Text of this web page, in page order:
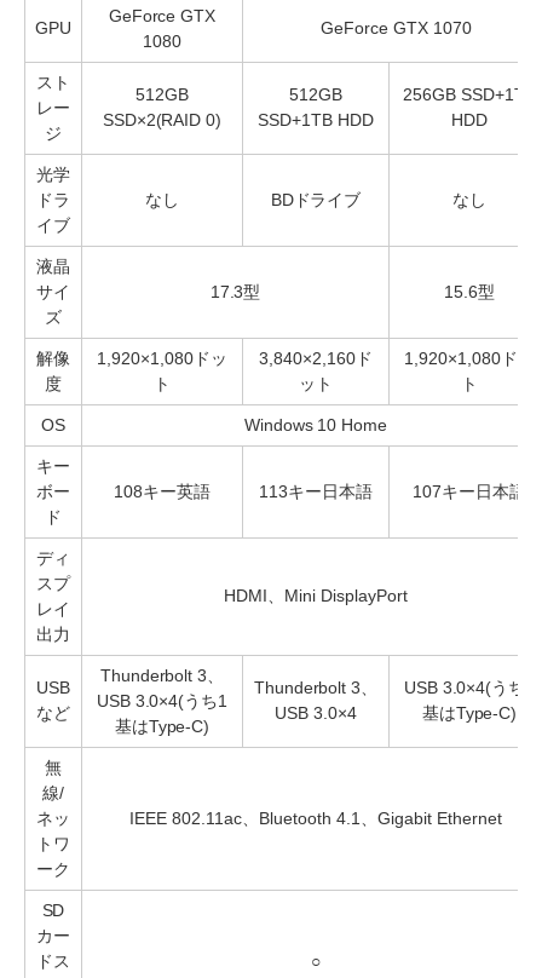
GPU
GeForce GTX
1080
GeForce GTX 1070
スト
レー
ジ
512GB
SSD×2(RAID 0)
512GB
SSD+1TB HDD
256GB SSD+1TB
HDD
光学
ドラ
イブ
なし BDドライブ なし
液晶
サイ
ズ
17.3型 15.6型
解像
度
1,920×1,080ドッ
ト
3,840×2,160ド
ット
1,920×1,080ドッ
ト
OS Windows 10 Home
キー
ボー
ド
108キー英語 113キー日本語 107キー日本語
ディ
スプ
レイ
出力
HDMI、Mini DisplayPort
USB
など
Thunderbolt 3、
USB 3.0×4(うち1
基はType-C)
Thunderbolt 3、
USB 3.0×4
USB 3.0×4(うち1
基はType-C)
無
線/
ネッ
トワ
ーク
IEEE 802.11ac、Bluetooth 4.1、Gigabit Ethernet
SD
カー
ドス
○